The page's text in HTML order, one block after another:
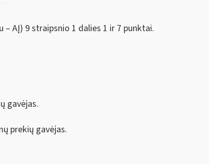
AĮ) 9 straipsnio 1 dalies 1 ir 7 punktai.
gavėjas.
prekių gavėjas.